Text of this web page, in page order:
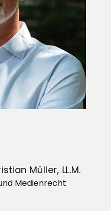
Müller, LL.M.
Medienrecht